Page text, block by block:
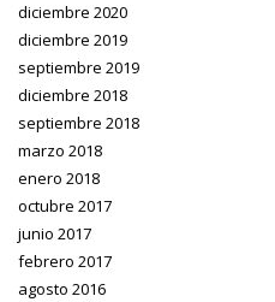
diciembre 2020
diciembre 2019
septiembre 2019
diciembre 2018
septiembre 2018
marzo 2018
enero 2018
octubre 2017
junio 2017
febrero 2017
agosto 2016